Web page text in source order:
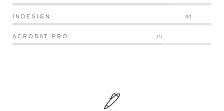
INDESIGN 90
ACROBAT PRO 75